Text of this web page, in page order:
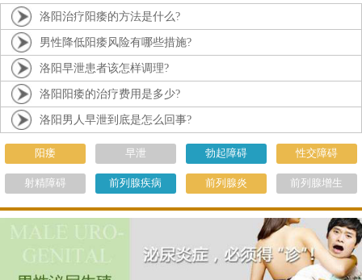
洛阳治疗阳痿的方法是什么?
男性降低阳痿风险有哪些措施?
洛阳早泄患者该怎样调理?
洛阳阳痿的治疗费用是多少?
洛阳男人早泄到底是怎么回事?
阳痿 早泄 勃起障碍 性交障碍
射精障碍 前列腺疾病 前列腺炎 前列腺增生